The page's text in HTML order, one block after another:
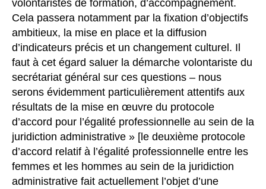
volontaristes de formation, d’accompagnement.
Cela passera notamment par la fixation d’objectifs
ambitieux, la mise en place et la diffusion
d’indicateurs précis et un changement culturel. Il
faut à cet égard saluer la démarche volontariste du
secrétariat général sur ces questions – nous
serons évidemment particulièrement attentifs aux
résultats de la mise en œuvre du protocole
d’accord pour l’égalité professionnelle au sein de la
juridiction administrative » [le deuxième protocole
d’accord relatif à l’égalité professionnelle entre les
femmes et les hommes au sein de la juridiction
administrative fait actuellement l’objet d’une